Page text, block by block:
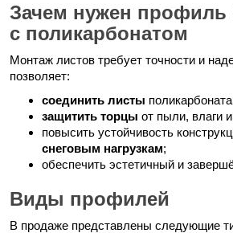
Зачем нужен профиль
с поликарбонатом
Монтаж листов требует точности и
позволяет:
соединить листы
защитить торцы от пыли, влаги
повысить устойчивость
снеговым нагрузкам;
обеспечить эстетичный и
Виды профилей
В продаже представлены следующие